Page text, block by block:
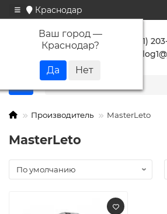
Краснодар
Ваш город —
Краснодар?
+7 (861)
Производитель MasterLeto
MasterLeto